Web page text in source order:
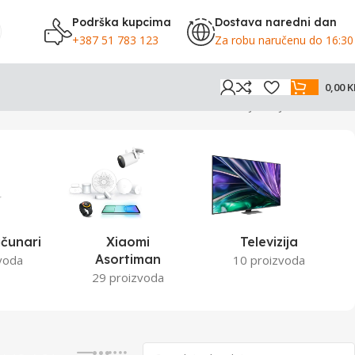
Podrška kupcima
+387 51 783 123
Dostava naredni dan
Za robu naručenu do
0,00
Xiaomi
Asortiman
29 proizvoda
Televizija
10 proizvoda